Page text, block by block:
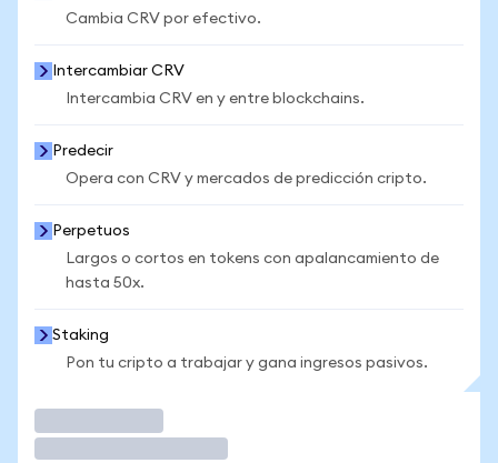
Cambia CRV por efectivo.
Intercambiar CRV
Intercambia CRV en y entre blockchains.
Predecir
Opera con CRV y mercados de predicción cripto.
Perpetuos
Largos o cortos en tokens con apalancamiento de
hasta 50x.
Staking
Pon tu cripto a trabajar y gana ingresos pasivos.